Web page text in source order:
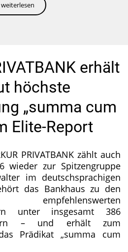
weiterlesen
erhält
höchste
„summa cum
Elite-Report
PRIVATBANK zählt auch
wieder zur Spitzengruppe
im deutschsprachigen
das Bankhaus zu den
unter insgesamt 386
– und erhält zum
Prädikat „summa cum